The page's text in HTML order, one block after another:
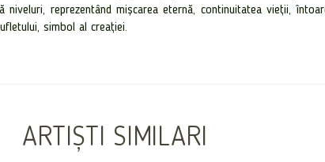
reprezentând mișcarea eternă, continuitatea vieții,
simbol al creației.
ARTIȘTI SIMILARI